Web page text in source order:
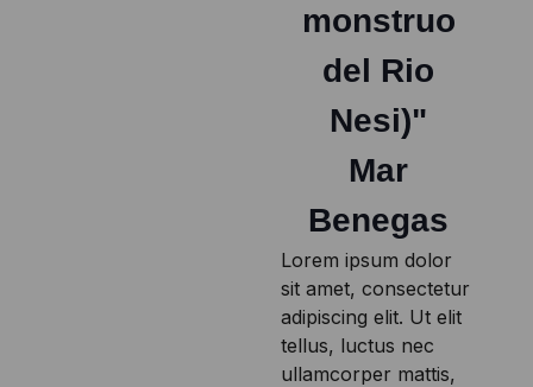
monstruo
del Rio
Nesi)"
Mar
Benegas
Lorem ipsum dolor
sit amet, consectetur
adipiscing elit. Ut elit
tellus, luctus nec
ullamcorper mattis,